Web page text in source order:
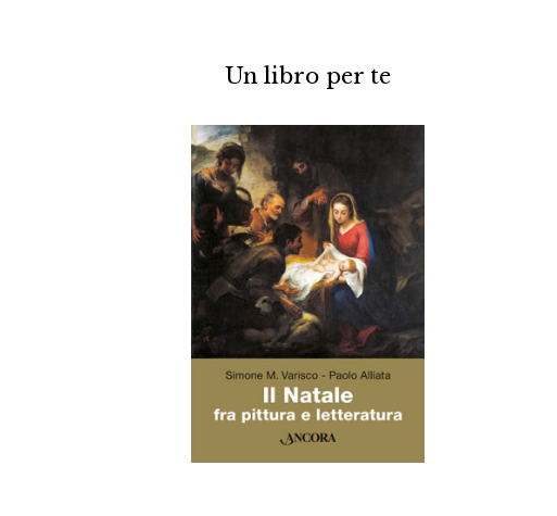
Un libro per te